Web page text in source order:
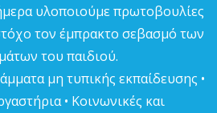
υλοποιούµε πρωτοβουλίες
τον έµπρακτο σεβασµό των
του παιδιού.
µη τυπικής εκπαίδευσης •
• Κοινωνικές και